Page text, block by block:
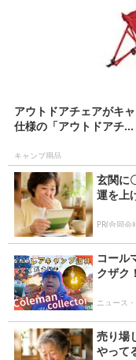
アウトドアチェアがキ
仕様の「アウトドアチ...
キャンプ用品
玄関に
運を上
PR(合同
コール
クザク
ニュース
売り場
やって